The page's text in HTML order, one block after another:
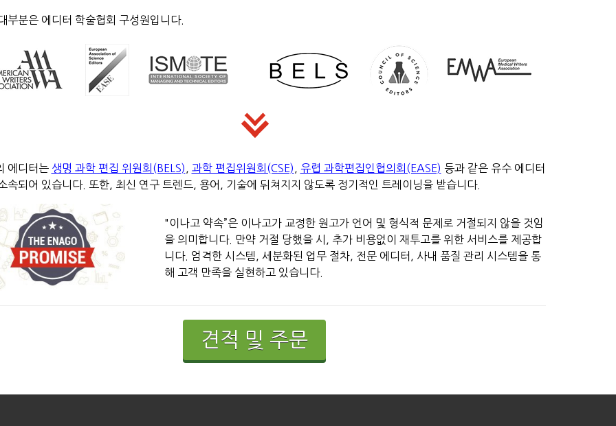
부분은 에디터 학술협회 구성원입니다.
에디터는 생명 과학 편집 위원회(BELS) , 과학 편집위원회(CSE) , 유렵 과학편집인협의회(EASE) 등과 같은 유수 에디터
속되어 있습니다. 또한, 최신 연구 트렌드, 용어, 기술에 뒤쳐지지 않도록 정기적인 트레이닝을 받습니다.
"이나고 약속”은 이나고가 교정한 원고가 언어 및 형식적 문제로 거절되지 않을 것임
을 의미합니다. 만약 거절 당했을 시, 추가 비용없이 재투고를 위한 서비스를 제공합
니다. 엄격한 시스템, 세분화된 업무 절차, 전문 에디터, 사내 품질 관리 시스템을 통
해 고객 만족을 실현하고 있습니다.
견적 및 주문